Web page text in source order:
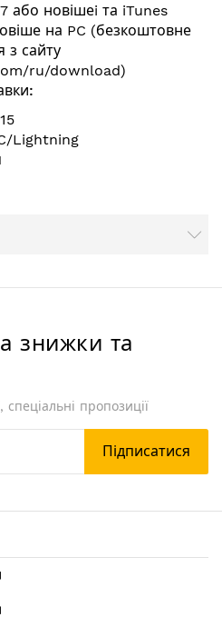
або новішеi та iTunes
на PC (безкоштовне
з сайту
ru/download)
Lightning
знижки та
спеціальні пропозиції
Підписатися